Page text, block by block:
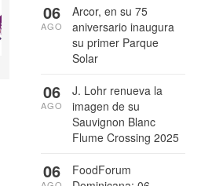
Arcor, en su 75
aniversario inaugura
su primer Parque
Solar
06
AGO
J. Lohr renueva la
imagen de su
Sauvignon Blanc
Flume Crossing 2025
06
AGO
FoodForum
06